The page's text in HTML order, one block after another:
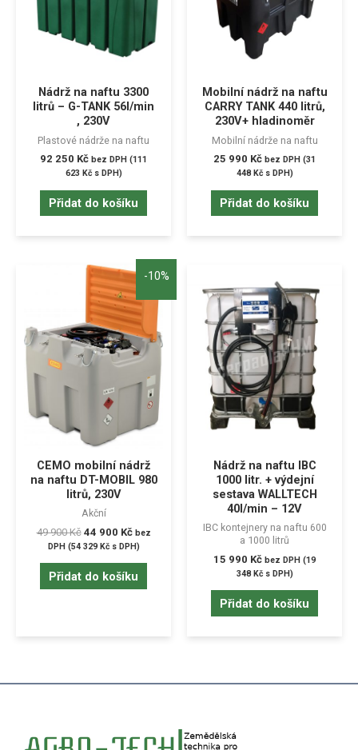
Nádrž na naftu 3300
litrů – G-TANK 56l/min
, 230V
Plastové nádrže na naftu
92 250 Kč bez DPH (111
623 Kčs DPH)
Přidat do košíku
Mobilní nádrž na naftu
CARRY TANK 440 litrů,
230V+ hladinoměr
Mobilní nádrže na naftu
25 990 Kč bez DPH (31
448 Kčs DPH)
Přidat do košíku
-10%
CEMO mobilní nádrž
na naftu DT-MOBIL 980
litrů, 230V
Akční
49 900Kč 44 900 Kč bez
DPH (54 329Kčs DPH)
Přidat do košíku
Nádrž na naftu IBC
1000 litr. + výdejní
sestava WALLTECH
40l/min – 12V
IBC kontejnery na naftu 600
a 1000 litrů
15 990 Kč bez DPH (19
348 Kčs DPH)
Přidat do košíku